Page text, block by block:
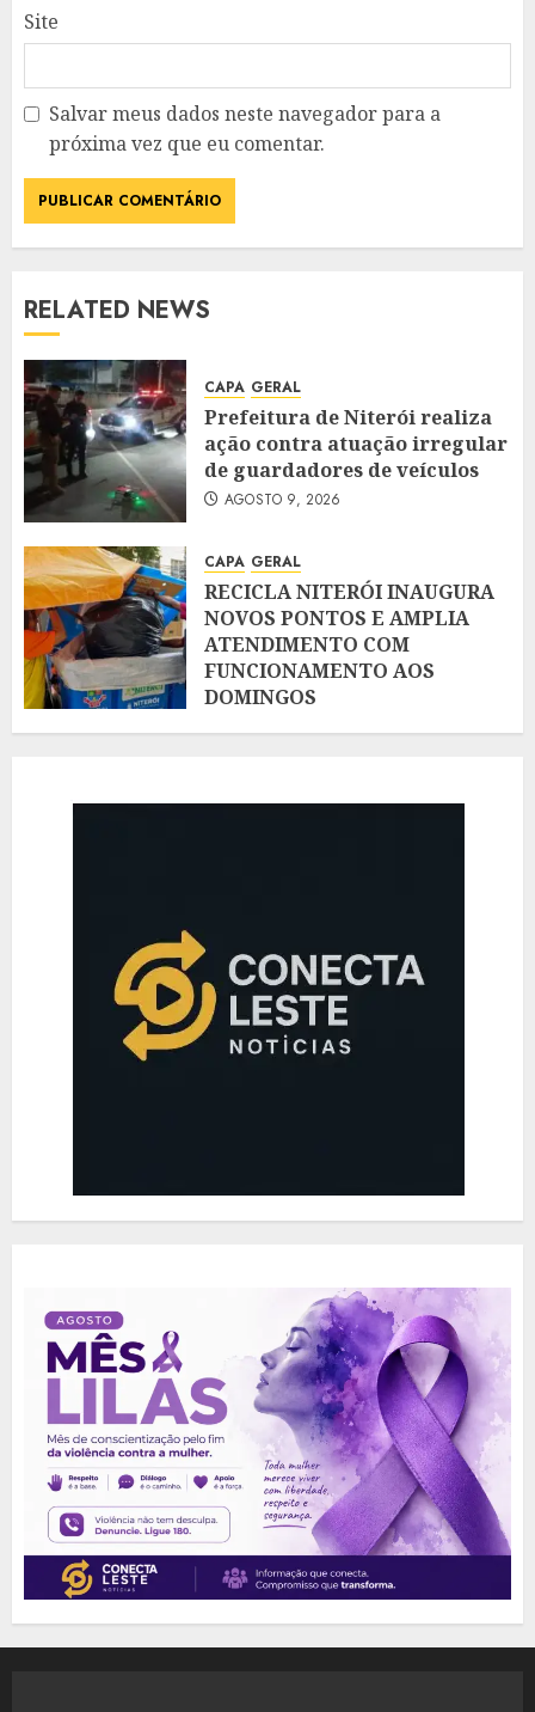
Site
Salvar meus dados neste navegador para a
próxima vez que eu comentar.
RELATED NEWS
CAPA GERAL
Prefeitura de Niterói realiza
ação contra atuação irregular
de guardadores de veículos
AGOSTO 9, 2026
CAPA GERAL
RECICLA NITERÓI INAUGURA
NOVOS PONTOS E AMPLIA
ATENDIMENTO COM
FUNCIONAMENTO AOS
DOMINGOS